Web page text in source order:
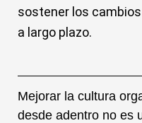
sostener los
a largo plazo.
Mejorar la cultura
desde adentro no es